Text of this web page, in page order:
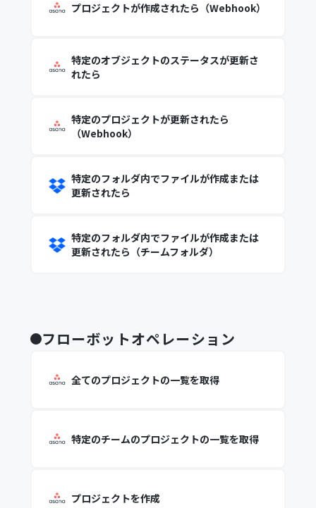
プロジェクトが作成されたら（Webhook）
特定のオブジェクトのステータスが更新さ
れたら
特定のプロジェクトが更新されたら
（Webhook）
特定のフォルダ内でファイルが作成または
更新されたら
特定のフォルダ内でファイルが作成または
更新されたら（チームフォルダ）
フローボットオペレーション
全てのプロジェクトの一覧を取得
特定のチームのプロジェクトの一覧を取得
プロジェクトを作成